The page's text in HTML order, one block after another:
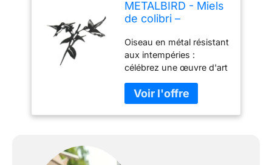
METALBIRD - Miels
de colibri –
d'extérieur en acier
Corten – Art
métallique
fièrement fabriqué
en Amérique
Oiseau en métal résistant
aux intempéries :
célébrez une œuvre d'art
acier Corten de qualité
supérieure qui forme une
belle patine de rouille qui